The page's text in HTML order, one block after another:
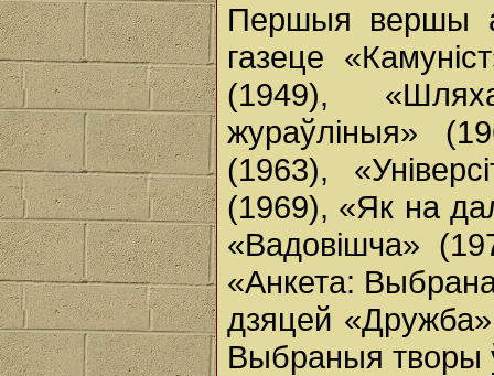
Першыя вершы
газеце
(1949),
жураўліныя»
(1963),
(1969), «Як на
«Вадовішча»
«Анкета:
дзяцей
Выбраныя творы